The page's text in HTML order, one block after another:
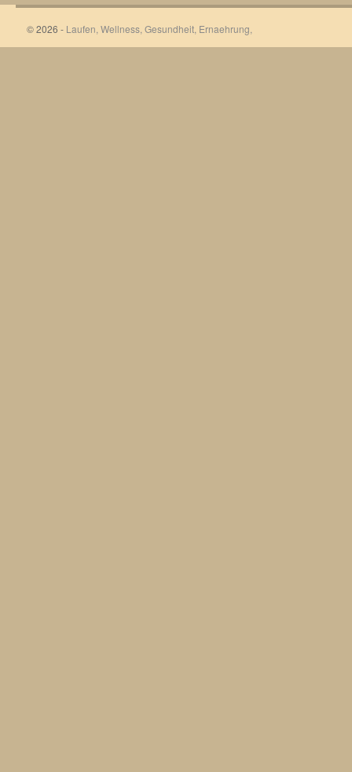
© 2026 - Laufen, Wellness, Gesundheit, Ernaehrung,